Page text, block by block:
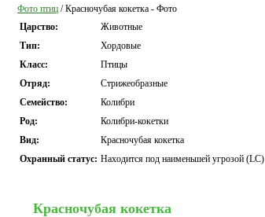
Фото птиц / Красночубая кокетка - Фото
Царство:
Животные
Тип:
Хордовые
Класс:
Птицы
Отряд:
Стрижеобразные
Семейство:
Колибри
Род:
Колибри-кокетки
Вид:
Красночубая кокетка
Охранный статус: Находится под наименьшей угрозой (LC)
Красночубая кокетка